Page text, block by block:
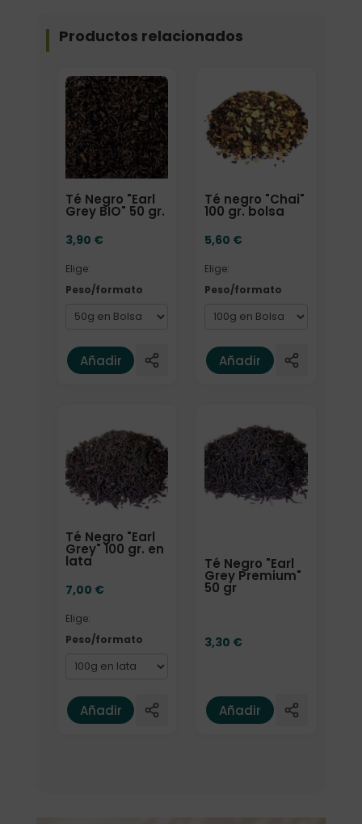
Productos relacionados
Té Negro "Earl
Grey BIO" 50 gr.
3,90 €
Elige:
Peso/formato
Elige: Peso/formato
Añadir
Té negro "Chai"
100 gr. bolsa
5,60 €
Elige:
Peso/formato
Añadir
Té Negro "Earl
Grey" 100 gr. en
lata
7,00 €
Elige:
Peso/formato
Añadir
Té Negro "Earl
Grey Premium"
50 gr
3,30 €
Añadir